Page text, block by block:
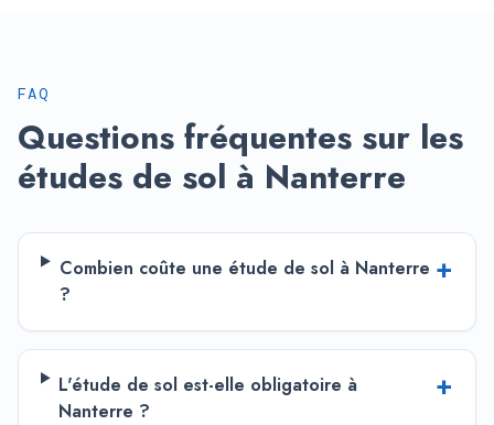
FAQ
Questions fréquentes sur les
études de sol à Nanterre
Combien coûte une étude de sol à Nanterre
?
+
L'étude de sol est-elle obligatoire à
Nanterre ?
+